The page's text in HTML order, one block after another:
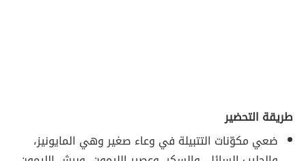
طريقة التحضير
ضعي مكوّنات التتبيلة في وعاء صغير وهي المايونيز،